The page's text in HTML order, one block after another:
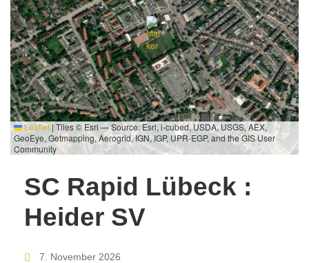
Leaflet | Tiles © Esri — Source: Esri, i-cubed, USDA, USGS, AEX,
GeoEye, Getmapping, Aerogrid, IGN, IGP, UPR-EGP, and the GIS User
Community
SC Rapid Lübeck :
Heider SV
7. November 2026